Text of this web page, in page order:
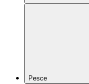
Pesce